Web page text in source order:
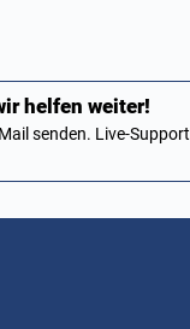
helfen weiter!
senden. Live-